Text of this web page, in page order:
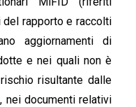
rapporto e raccolti
aggiornamenti di
e nei quali non è
risultante dalle
nei documenti relativi